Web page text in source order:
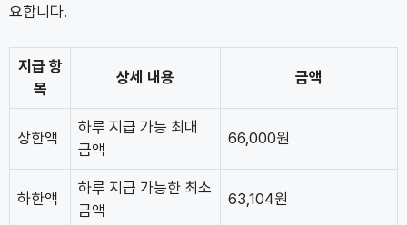
요합니다.
지급 항
목
상세 내용 금액
상한액
하루 지급 가능 최대
금액
66,000원
하한액
하루 지급 가능한 최소
금액
63,104원